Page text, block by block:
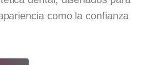
como la confianza